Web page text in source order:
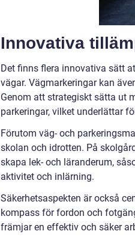
Innovativa
Det finns flera innovativa sätt
vägar. Vägmarkeringar kan
Genom att strategiskt sätta ut
parkeringar, vilket underlättar
Förutom väg- och
skolan och idrotten. På
skapa lek- och läranderum,
aktivitet och inlärning.
Säkerhetsaspekten är också
kompass för fordon och
främjar en effektiv och säker